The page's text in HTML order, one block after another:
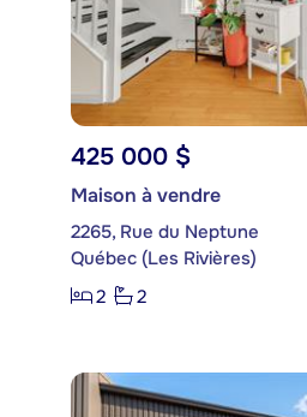
425 000 $
Maison à vendre
2265, Rue du Neptune
Québec (Les Rivières)
2
2